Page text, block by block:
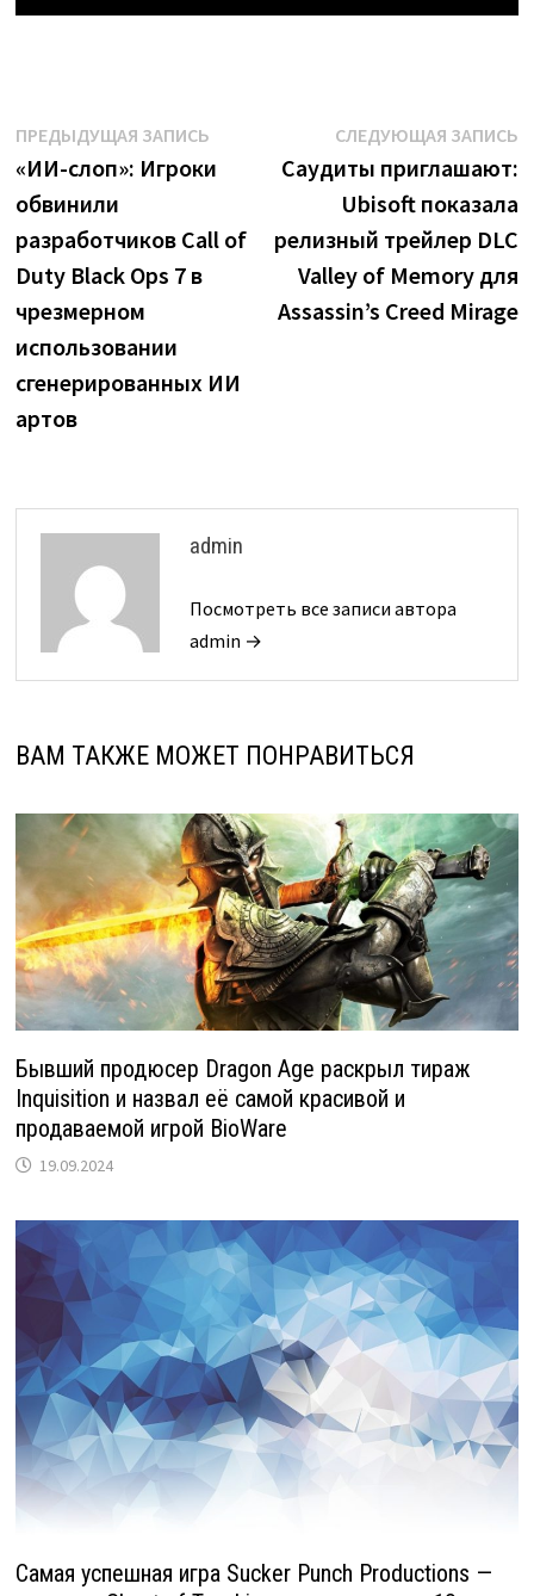
Навигация
по
записям
ПРЕДЫДУЩАЯ ЗАПИСЬПредыдущая
запись:
«‎ИИ-слоп»‎: Игроки
обвинили
разработчиков Call of
Duty Black Ops 7 в
чрезмерном
использовании
сгенерированных ИИ
артов
СЛЕДУЮЩАЯ ЗАПИСЬ
Саудиты приглашают:
Ubisoft показала
релизный трейлер DLC
Valley of Memory для
Assassin’s Creed Mirage
admin
Посмотреть все записи автора
admin →
ВАМ ТАКЖЕ МОЖЕТ ПОНРАВИТЬСЯ
Бывший продюсер Dragon Age раскрыл тираж
Inquisition и назвал её самой красивой и
продаваемой игрой BioWare
19.09.2024
Самая успешная игра Sucker Punch Productions —